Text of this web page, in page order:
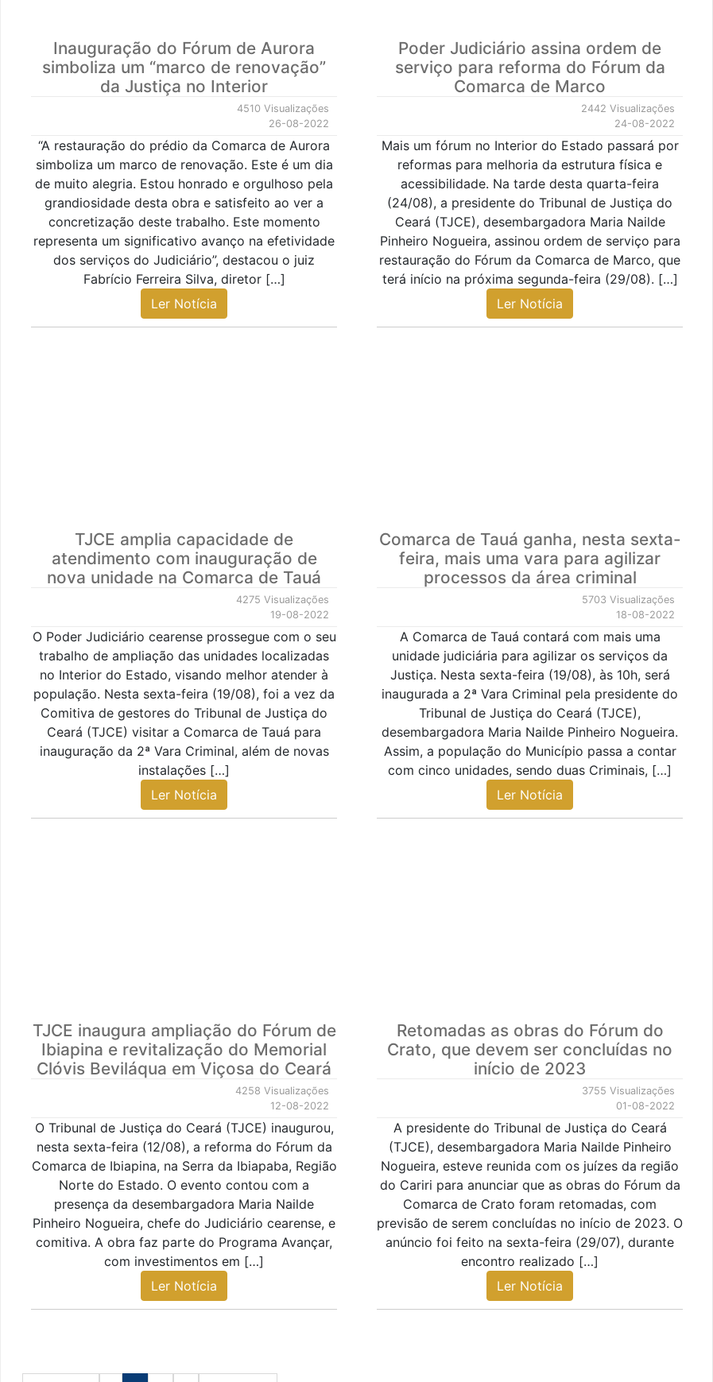
Inauguração do Fórum de Aurora
simboliza um “marco de renovação”
da Justiça no Interior
4510 Visualizações
26-08-2022
“A restauração do prédio da Comarca de Aurora
simboliza um marco de renovação. Este é um dia
de muito alegria. Estou honrado e orgulhoso pela
grandiosidade desta obra e satisfeito ao ver a
concretização deste trabalho. Este momento
representa um significativo avanço na efetividade
dos serviços do Judiciário”, destacou o juiz
Fabrício Ferreira Silva, diretor […]
Ler Notícia
Poder Judiciário assina ordem de
serviço para reforma do Fórum da
Comarca de Marco
2442 Visualizações
24-08-2022
Mais um fórum no Interior do Estado passará por
reformas para melhoria da estrutura física e
acessibilidade. Na tarde desta quarta-feira
(24/08), a presidente do Tribunal de Justiça do
Ceará (TJCE), desembargadora Maria Nailde
Pinheiro Nogueira, assinou ordem de serviço para
restauração do Fórum da Comarca de Marco, que
terá início na próxima segunda-feira (29/08). […]
Ler Notícia
TJCE amplia capacidade de
atendimento com inauguração de
nova unidade na Comarca de Tauá
4275 Visualizações
19-08-2022
O Poder Judiciário cearense prossegue com o seu
trabalho de ampliação das unidades localizadas
no Interior do Estado, visando melhor atender à
população. Nesta sexta-feira (19/08), foi a vez da
Comitiva de gestores do Tribunal de Justiça do
Ceará (TJCE) visitar a Comarca de Tauá para
inauguração da 2ª Vara Criminal, além de novas
instalações […]
Ler Notícia
Comarca de Tauá ganha, nesta sexta-
feira, mais uma vara para agilizar
processos da área criminal
5703 Visualizações
18-08-2022
A Comarca de Tauá contará com mais uma
unidade judiciária para agilizar os serviços da
Justiça. Nesta sexta-feira (19/08), às 10h, será
inaugurada a 2ª Vara Criminal pela presidente do
Tribunal de Justiça do Ceará (TJCE),
desembargadora Maria Nailde Pinheiro Nogueira.
Assim, a população do Município passa a contar
com cinco unidades, sendo duas Criminais, […]
Ler Notícia
TJCE inaugura ampliação do Fórum de
Ibiapina e revitalização do Memorial
Clóvis Beviláqua em Viçosa do Ceará
4258 Visualizações
12-08-2022
O Tribunal de Justiça do Ceará (TJCE) inaugurou,
nesta sexta-feira (12/08), a reforma do Fórum da
Comarca de Ibiapina, na Serra da Ibiapaba, Região
Norte do Estado. O evento contou com a
presença da desembargadora Maria Nailde
Pinheiro Nogueira, chefe do Judiciário cearense, e
comitiva. A obra faz parte do Programa Avançar,
com investimentos em […]
Ler Notícia
Retomadas as obras do Fórum do
Crato, que devem ser concluídas no
início de 2023
3755 Visualizações
01-08-2022
A presidente do Tribunal de Justiça do Ceará
(TJCE), desembargadora Maria Nailde Pinheiro
Nogueira, esteve reunida com os juízes da região
do Cariri para anunciar que as obras do Fórum da
Comarca de Crato foram retomadas, com
previsão de serem concluídas no início de 2023. O
anúncio foi feito na sexta-feira (29/07), durante
encontro realizado […]
Ler Notícia